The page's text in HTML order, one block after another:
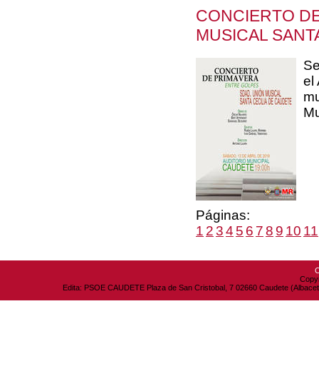
CONCIERTO
MUSICAL
el
Páginas:
1 234 5 6 78 9 10 11
Edita: PSOE CAUDETE Plaza de San Cristobal, 7 02660 Caudete